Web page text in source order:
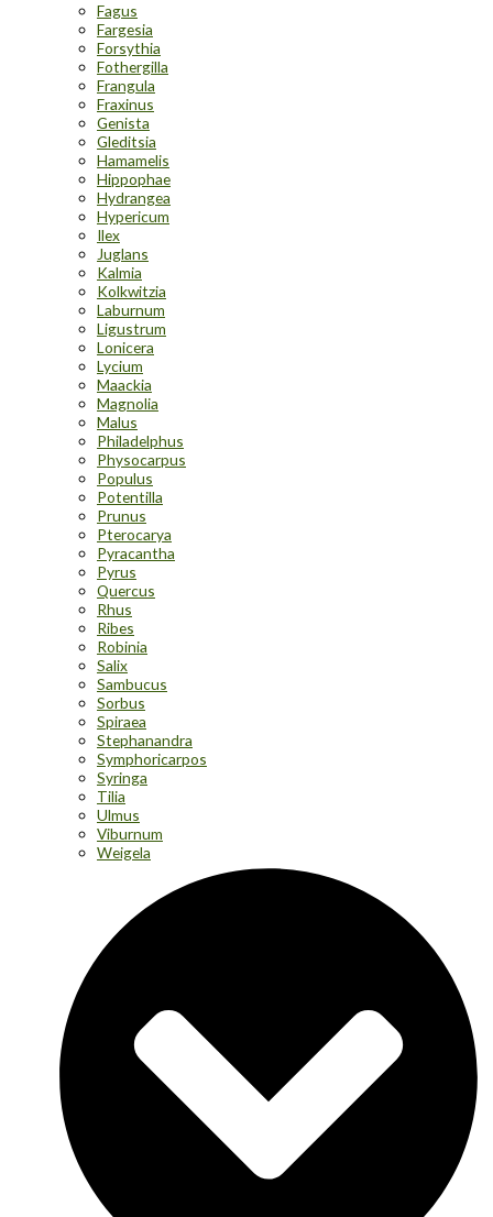
Fagus
Fargesia
Forsythia
Fothergilla
Frangula
Fraxinus
Genista
Gleditsia
Hamamelis
Hippophae
Hydrangea
Hypericum
Ilex
Juglans
Kalmia
Kolkwitzia
Laburnum
Ligustrum
Lonicera
Lycium
Maackia
Magnolia
Malus
Philadelphus
Physocarpus
Populus
Potentilla
Prunus
Pterocarya
Pyracantha
Pyrus
Quercus
Rhus
Ribes
Robinia
Salix
Sambucus
Sorbus
Spiraea
Stephanandra
Symphoricarpos
Syringa
Tilia
Ulmus
Viburnum
Weigela